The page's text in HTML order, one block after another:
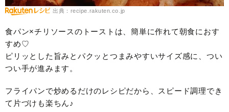
出典：recipe.rakuten.co.jp
食パン×チリソースのトーストは、簡単に作れて朝食におす
すめ♡
ピリッとした旨みとパクッとつまみやすいサイズ感に、つい
つい手が進みます。
フライパンで炒めるだけのレシピだから、スピード調理でき
て片づけも楽ちん♪